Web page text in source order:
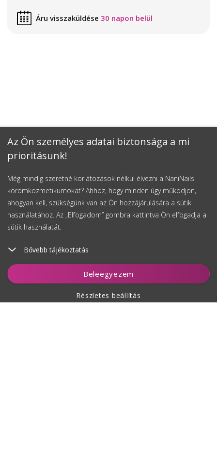
Az Ön személyes adatai biztonsága a mi
prioritásunk!
Még mindig szeretné korlátozások nélkül élvezni a NaniNails
körömkozmetikumokat? Ahhoz, hogy minden úgy működjön,
ahogyan kell, szükségünk van az Ön hozzájárulására a sütik
használatához. Az „Elfogadom” gombra kattintva Ön elfogadja a
sütik használatát.
Bővebb tájékoztatás
Beleegyezem
Részletes beállítás
Kosárhoz ad
Áru visszaküldése 30 napon belül